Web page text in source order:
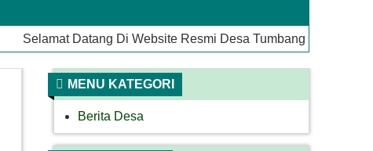
Selamat Datang Di Website Resmi Desa Tumbang Miwan
MENU KATEGORI
Berita Desa